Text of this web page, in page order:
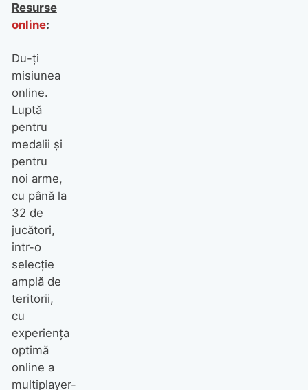
Resurse
online:
Du-ţi
misiunea
online.
Luptă
pentru
medalii şi
pentru
noi arme,
cu până la
32 de
jucători,
într-o
selecţie
amplă de
teritorii,
cu
experienţa
optimă
online a
multiplayer-